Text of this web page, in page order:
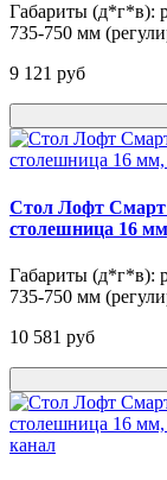
Габариты (д*г*в):
735-750 мм
9 121 pуб
Стол Лофт
столешница 16
Габариты (д*г*в):
735-750 мм
10 581 pуб